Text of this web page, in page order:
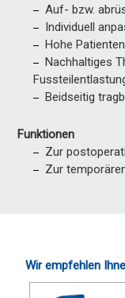
Auf- bzw.
Individuell
Hohe
Nachhaltiges
Beidseitig
Funktionen
Zur
Zur
Wir empfehlen